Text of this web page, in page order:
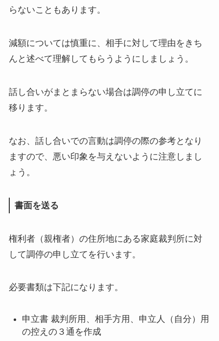
らないこともあります。
減額については慎重に、相手に対して理由をきち
んと述べて理解してもらうようにしましょう。
話し合いがまとまらない場合は調停の申し立てに
移ります。
なお、話し合いでの言動は調停の際の参考となり
ますので、悪い印象を与えないように注意しまし
ょう。
書面を送る
権利者（親権者）の住所地にある家庭裁判所に対
して調停の申し立てを行います。
必要書類は下記になります。
申立書 裁判所用、相手方用、申立人（自分）用
の控えの３通を作成